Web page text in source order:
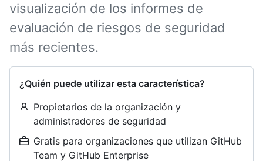
visualización de los informes de
evaluación de riesgos de seguridad
más recientes.
¿Quién puede utilizar esta característica?
Propietarios de la organización y
administradores de seguridad
Gratis para organizaciones que utilizan GitHub
Team y GitHub Enterprise